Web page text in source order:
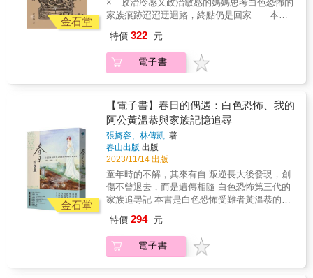
館出版補助
的獄中高牆內，他一度自我孤立，但在同房難
頭。他在獄中擔任圖書室外役，利用書籍自學
增進中文能力，並在廚房學會烹飪和臺灣話，
這些技能成為他日後重生的重要資產。在這段
苦難中，最讓陳欽生心痛的莫過於母親遠道而
來的探親。不識字的母親，隻身從馬來西亞輾
轉搭船，歷經艱辛來到綠島，卻僅能在會客室
隔著玻璃與兒子短暫會面，這一幕成為他終身
的愧疚與難忘的記憶。自由中的不自由：流
浪、仇恨與救贖1983年刑滿開釋，但當局卻以
「知道得太多」的荒謬理由，強制將他留在臺
灣，且違背承諾未發給中華民國身分證。在長
達三年的時間裡，他身無分文，流落街頭，曾
在萬華龍山寺一帶與無家者一同漂泊。巨大的
壓力和對加害者的仇恨，曾讓他計畫找到仇人
同歸於盡。幸而在保生大帝宮主的勸誡下，他
最終選擇放下仇恨，決心以平和的方式活下
來。落地生根：重建家庭與事業經過三年的堅
決奮鬥，陳欽生終於在1986年取得身分證，並
件為緯，再一次演繹台美人最純情的面貌。生
動與帶有豐富情感的筆觸，佐以第一線採訪經
歷與旁徵博引的珍貴歷史資料，讓讀者得以用
場，跟著作者流暢、痛快的行文風格，真正貼
近並認識為台灣民主化貢獻一輩子的台美人。
本書的出版，旨在譜寫一群熱愛台灣、為國家
代價留下最深刻的紀錄與平反從台灣解嚴、邁
入民主化後，仍有眾多台美人社群持續為台灣
發聲，致力推廣台灣文化、守護台灣主權與推
動正名運動。無論在政治與經濟層面，台灣在
國際社會的重要性日益增長，尤其在中國威權
主義擴張的民主陣營最前線，此書的出版將使
更多人認識，這段為民主自由奮鬥的台美人歷
史，亦會留給年輕世代朋友深遠的啟發，深化
者盧世祥為資深媒體人，見證與採訪無數台灣
民主運動時刻。 蘊藏第一手台美人史料，以
流暢筆鋒完整重現歷史現場。 具有國際政治
經濟分析視野，從國際政治洞察台灣民主運動
史 豐富的台美人才介紹與歷史脈絡重建，留
金石堂
× 政治冷感又政治敏感的媽媽思考白色恐怖的
家族痕跡迢迢迂迴路，終點仍是回家 本書
公的「左派生涯」所做的紀錄，以及自己在面
對家族史及世代衝突時，如何思考及重新理解
世代間的生命際遇。 第一部分記載阿公蔡
深感不公；努力讀書上高中後，受到老師及同
學影響，接觸左翼讀書會並得到思想上的啟
蒙；白色恐怖時期大逮捕，被送往軍法處、綠
島、軍人監獄，歷劫十年後才返回家鄉；「小
牢到大牢」的命運是工作處處受阻，靠著獄中
老同學的幫忙，相互扶持勤勉生活；婚後經濟
困頓，夫妻關係分崩離析；晚年領到政府補償
金，卻意外掀起家庭風暴──儘管「紅色思想」
使其一路跌跌撞撞蔡再修仍堅持：「我一生信
仰社會主義。」 第二部分是孫女范容瑛的
的平凡人，然而在成長過程中參加社會運動、
剃光頭、從醫學院休學，皆被視為特立獨行，
挑起母親內心的「小警總」──恐懼女兒重蹈左
特價 322 元
電子書
金石堂
【電子書】春日的偶遇：白色恐怖、我的
阿公黃溫恭與家族記憶追尋
張旖容、林傳凱 著
春山出版 出版
2023/11/14 出版
童年時的不解，其來有自 叛逆長大後發現，創
傷不曾退去，而是遺傳相隨 白色恐怖第三代的
家族追尋記 本書是白色恐怖受難者黃溫恭的孫
方一路前行，回到那個自己甚至尚未成為受精
卵的時刻──屏東縣春日鄉，一切故事的起點。
二○○八年，張旖容意外在國家檔案中發現阿公
特價 294 元
電子書